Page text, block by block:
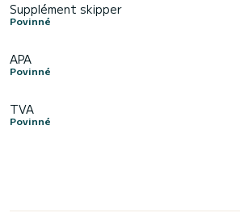
Supplément skipper
Povinné
APA
Povinné
TVA
Povinné